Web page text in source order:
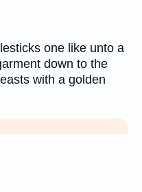
one like unto a
down to the
with a golden